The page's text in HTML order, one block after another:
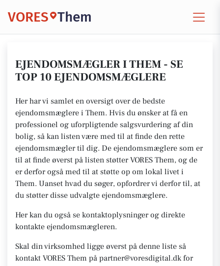
VORES Them
EJENDOMSMÆGLER I THEM - SE
TOP 10 EJENDOMSMÆGLERE
Her har vi samlet en oversigt over de bedste
ejendomsmæglere i Them. Hvis du ønsker at få en
professionel og uforpligtende salgsvurdering af din
bolig, så kan listen være med til at finde den rette
ejendomsmægler til dig. De ejendomsmæglere som er
til at finde øverst på listen støtter VORES Them, og de
er derfor også med til at støtte op om lokal livet i
Them. Uanset hvad du søger, opfordrer vi derfor til, at
du støtter disse udvalgte ejendomsmæglere.
Her kan du også se kontaktoplysninger og direkte
kontakte ejendomsmægleren.
Skal din virksomhed ligge øverst på denne liste så
kontakt VORES Them på partner@voresdigital.dk for